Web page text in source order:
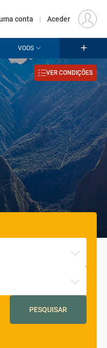
EUR
conta | Aceder
VOOS
VER CONDIÇÕES
PESQUISAR